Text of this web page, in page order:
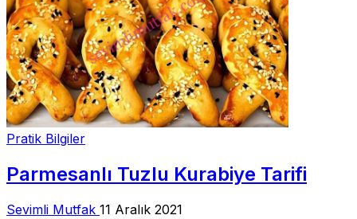
Pratik Bilgiler
Parmesanlı Tuzlu Kurabiye Tarifi
Sevimli Mutfak 11 Aralık 2021